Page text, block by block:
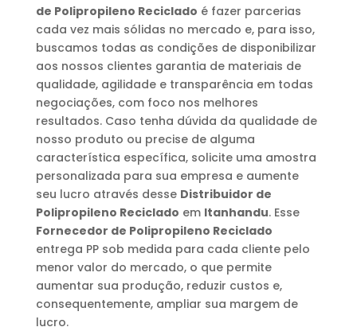
de Polipropileno Reciclado é fazer parcerias
cada vez mais sólidas no mercado e, para isso,
buscamos todas as condições de disponibilizar
aos nossos clientes garantia de materiais de
qualidade, agilidade e transparência em todas
negociações, com foco nos melhores
resultados. Caso tenha dúvida da qualidade de
nosso produto ou precise de alguma
característica específica, solicite uma amostra
personalizada para sua empresa e aumente
seu lucro através desse Distribuidor de
Polipropileno Reciclado em Itanhandu. Esse
Fornecedor de Polipropileno Reciclado
entrega PP sob medida para cada cliente pelo
menor valor do mercado, o que permite
aumentar sua produção, reduzir custos e,
consequentemente, ampliar sua margem de
lucro.